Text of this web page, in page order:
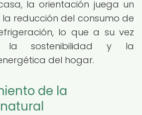
la orientación juega un
reducción del consumo de
lo que a su vez
la sostenibilidad y la
del hogar.
de la